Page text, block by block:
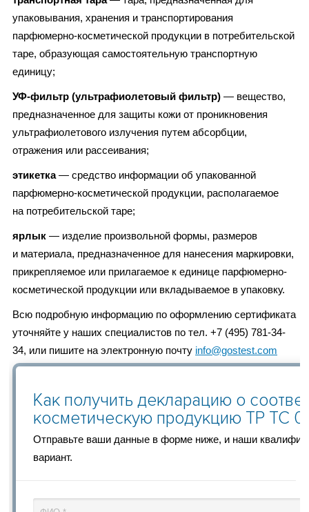
упаковывания, хранения и транспортирования
парфюмерно-косметической продукции в потребительской
таре, образующая самостоятельную транспортную
единицу;
УФ-фильтр (ультрафиолетовый фильтр) — вещество,
предназначенное для защиты кожи от проникновения
ультрафиолетового излучения путем абсорбции,
отражения или рассеивания;
этикетка— средство информации об упакованной
парфюмерно-косметической продукции, располагаемое
на потребительской таре;
ярлык — изделие произвольной формы, размеров
и материала, предназначенное для нанесения маркировки,
прикрепляемое или прилагаемое к единице парфюмерно-
косметической продукции или вкладываемое в упаковку.
Всю подробную информацию по оформлению сертификата
уточняйте у наших специалистов по тел. +7 (495) 781-34-
34, или пишите на электронную почту info@gostest.com
Как получить декларацию о
косметическую продукцию ТР ТС
Отправьте ваши данные в форме ниже, и наши
вариант.